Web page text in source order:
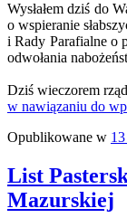
Wysłałem dziś do
o wspieranie
i Rady Parafialne o
odwołania
Dziś wieczorem
w nawiązaniu do
Opublikowane w
List
Mazurskiej